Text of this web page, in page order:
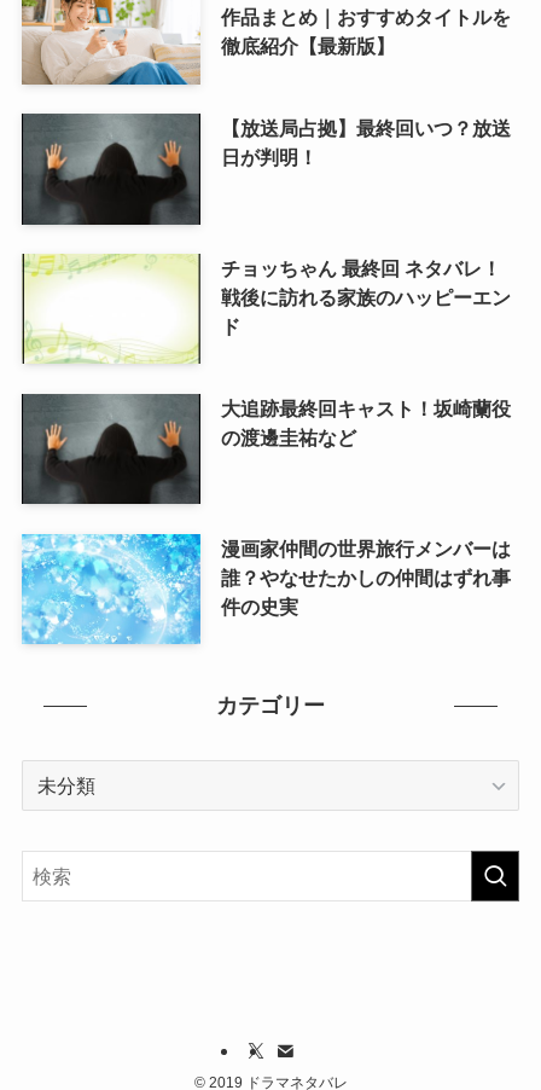
作品まとめ｜おすすめタイトルを
徹底紹介【最新版】
【放送局占拠】最終回いつ？放送
日が判明！
チョッちゃん 最終回 ネタバレ！
戦後に訪れる家族のハッピーエン
ド
大追跡最終回キャスト！坂崎蘭役
の渡邊圭祐など
漫画家仲間の世界旅行メンバーは
誰？やなせたかしの仲間はずれ事
件の史実
カテゴリー
リ
©2019 ドラマネタバレ